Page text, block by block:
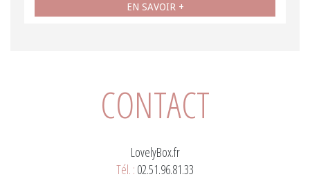
EN SAVOIR +
CONTACT
LovelyBox.fr
Tél. : 02.51.96.81.33